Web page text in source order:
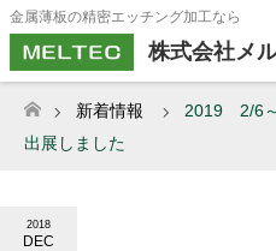
金属薄板の精密エッチング加工なら
株式会社メ
ホーム
新着情報
2019 2/6
出展しました
2018
DEC